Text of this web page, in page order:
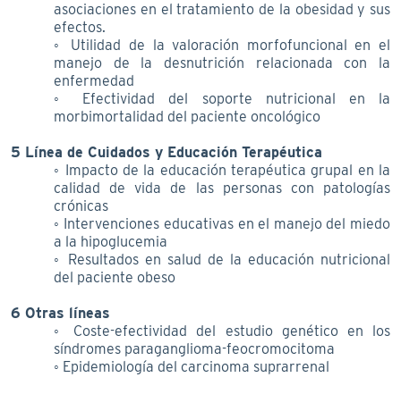
asociaciones en el tratamiento de la obesidad y sus
efectos.
◦ Utilidad de la valoración morfofuncional en el
manejo de la desnutrición relacionada con la
enfermedad
◦ Efectividad del soporte nutricional en la
morbimortalidad del paciente oncológico
5 Línea de Cuidados y Educación Terapéutica
◦ Impacto de la educación terapéutica grupal en la
calidad de vida de las personas con patologías
crónicas
◦ Intervenciones educativas en el manejo del miedo
a la hipoglucemia
◦ Resultados en salud de la educación nutricional
del paciente obeso
6 Otras líneas
◦ Coste-efectividad del estudio genético en los
síndromes paraganglioma-feocromocitoma
◦ Epidemiología del carcinoma suprarrenal